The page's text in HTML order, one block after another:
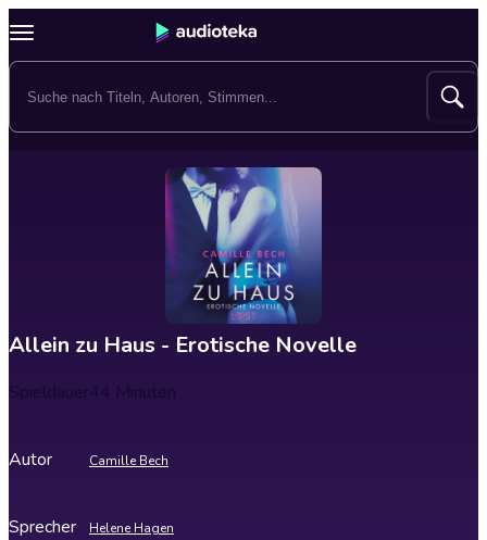
Allein zu Haus - Erotische Novelle
Spieldauer44 Minuten
Autor Camille Bech
Sprecher Helene Hagen